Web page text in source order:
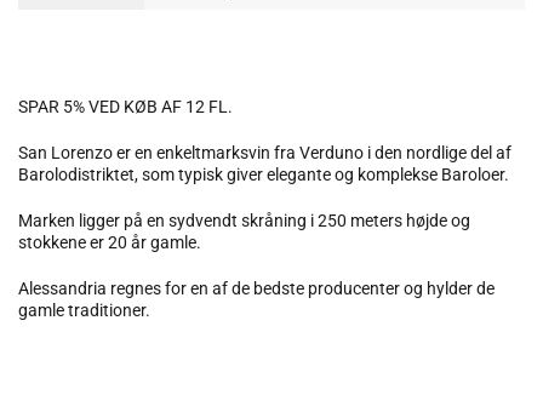
SPAR 5% VED KØB AF 12 FL.
San Lorenzo er en enkeltmarksvin fra Verduno i den nordlige del af
Barolodistriktet, som typisk giver elegante og komplekse Baroloer.
Marken ligger på en sydvendt skråning i 250 meters højde og
stokkene er 20 år gamle.
Alessandria regnes for en af de bedste producenter og hylder de
gamle traditioner.